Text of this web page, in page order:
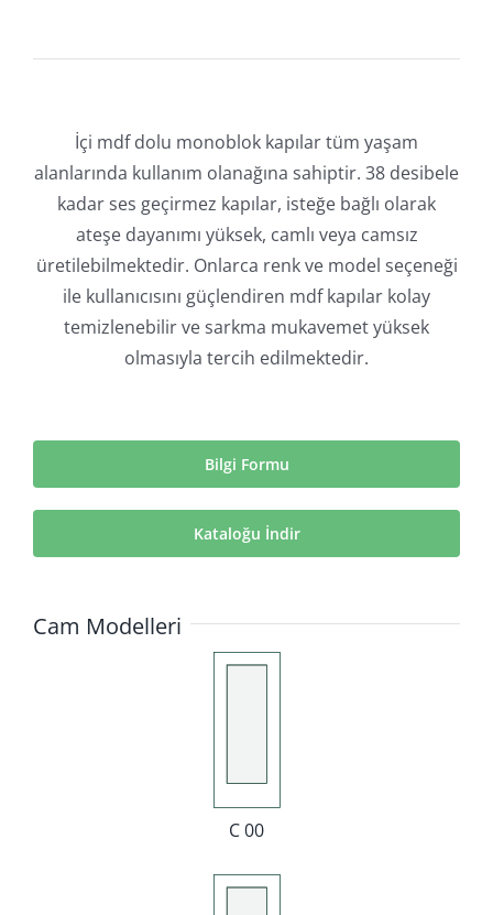
İçi mdf dolu monoblok kapılar tüm yaşam
alanlarında kullanım olanağına sahiptir. 38 desibele
kadar ses geçirmez kapılar, isteğe bağlı olarak
ateşe dayanımı yüksek, camlı veya camsız
üretilebilmektedir. Onlarca renk ve model seçeneği
ile kullanıcısını güçlendiren mdf kapılar kolay
temizlenebilir ve sarkma mukavemet yüksek
olmasıyla tercih edilmektedir.
Bilgi Formu
Kataloğu İndir
Cam Modelleri
C 00